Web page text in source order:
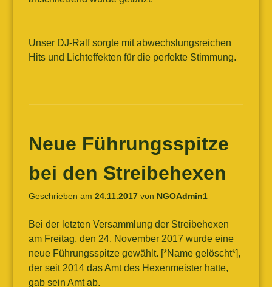
Unser DJ-Ralf sorgte mit abwechslungsreichen
Hits und Lichteffekten für die perfekte Stimmung.
Neue Führungsspitze
bei den Streibehexen
Geschrieben am 24.11.2017von NGOAdmin1
Bei der letzten Versammlung der Streibehexen
am Freitag, den 24. November 2017 wurde eine
neue Führungsspitze gewählt. [*Name gelöscht*],
der seit 2014 das Amt des Hexenmeister hatte,
gab sein Amt ab.